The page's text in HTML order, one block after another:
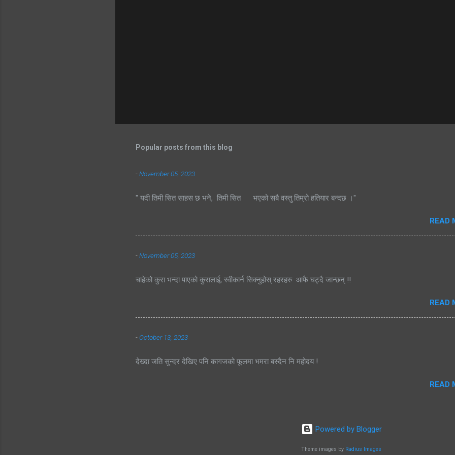
Popular posts from this blog
-November 05, 2023
" यदी तिमी सित साहस छ भने, तिमी सित भएको सबै वस्तु तिम्रो हतियार बन्दछ ।"
READ
-November 05, 2023
चाहेको कुरा भन्दा पाएको कुरालाई, स्वीकार्न सिक्नुहोस् रहरहरु आफै घट्दै जान्छन् !!
READ
-October 13, 2023
देख्दा जति सुन्दर देखिए पनि कागजको फूलमा भमरा बस्दैन नि महोदय !
READ
Powered by Blogger
Theme images by Radius Images